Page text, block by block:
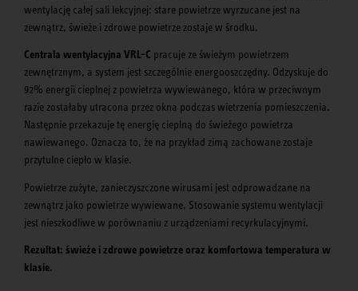
wentylację całej sali lekcyjnej: stare powietrze wyrzucane jest na
zewnątrz, świeże i zdrowe powietrze zostaje w środku.
Centrala wentylacyjna VRL-C pracuje ze świeżym powietrzem
zewnętrznym, a system jest szczególnie energooszczędny. Odzyskuje do
92% energii cieplnej z powietrza wywiewanego, która w przeciwnym
razie zostałaby utracona przez okna podczas wietrzenia pomieszczenia.
Następnie przekazuje tę energię cieplną do świeżego powietrza
nawiewanego. Oznacza to, że na przykład zimą zachowane zostaje
przytulne ciepło w klasie.
Powietrze zużyte, zanieczyszczone wirusami jest odprowadzane na
zewnątrz jako powietrze wywiewane. Stosowanie systemu wentylacji
jest nieszkodliwe w porównaniu z urządzeniami recyrkulacyjnymi.
Rezultat: świeże i zdrowe powietrze oraz komfortowa temperatura w
klasie.